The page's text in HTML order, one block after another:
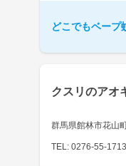
どこでもベープ
クスリのアオ
群馬県館林市花山
TEL: 0276-55-1713